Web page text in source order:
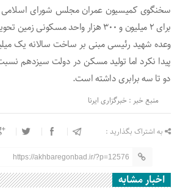
سخنگوی کمیسیون عمران مجلس شورای
برای ۲ میلیون و ۳۰۰ هزار واحد
وعده شهید رئیسی مبنی بر ساخت سالانه یک
پیدا نکرد اما تولید مسکن در دولت سیزدهم
دو تا سه برابری داشته است.
منبع خبر : خبرگزاری ایرنا
به اشتراک بگذارید :
https://akhbaregonbad.ir/?p=12576
اخبار مشابه